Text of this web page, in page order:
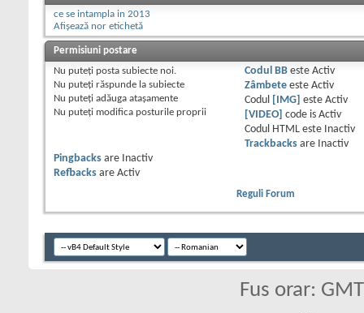
ce se intampla in 2013
Afișează nor etichetă
Permisiuni postare
Nu puteţi posta subiecte noi.
Nu puteţi răspunde la subiecte
Nu puteţi adăuga ataşamente
Nu puteţi modifica posturile proprii
Codul BBeste Activ
Zâmbeteeste Activ
Codul
[IMG] este Activ
[VIDEO] code is Activ
Codul HTML este
Inactiv
Trackbacksare
Inactiv
Pingbacks are
Inactiv
Refbacks are Activ
Reguli Forum
Fus orar: